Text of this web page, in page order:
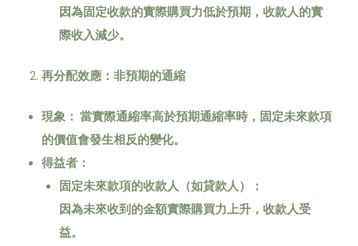
因為固定收款的實際購買力低於預期，收款人的實
際收入減少。
再分配效應：非預期的通縮
現象：當實際通縮率高於預期通縮率時，固定未來款項
的價值會發生相反的變化。
得益者：
固定未來款項的收款人（如貸款人）：
因為未來收到的金額實際購買力上升，收款人受
益。